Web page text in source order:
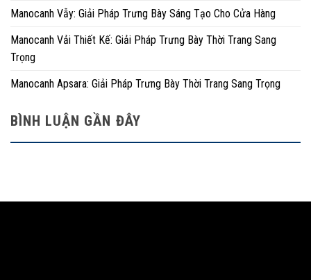
Manocanh Vẫy: Giải Pháp Trưng Bày Sáng Tạo Cho Cửa Hàng
Manocanh Vải Thiết Kế: Giải Pháp Trưng Bày Thời Trang Sang
Trọng
Manocanh Apsara: Giải Pháp Trưng Bày Thời Trang Sang Trọng
BÌNH LUẬN GẦN ĐÂY